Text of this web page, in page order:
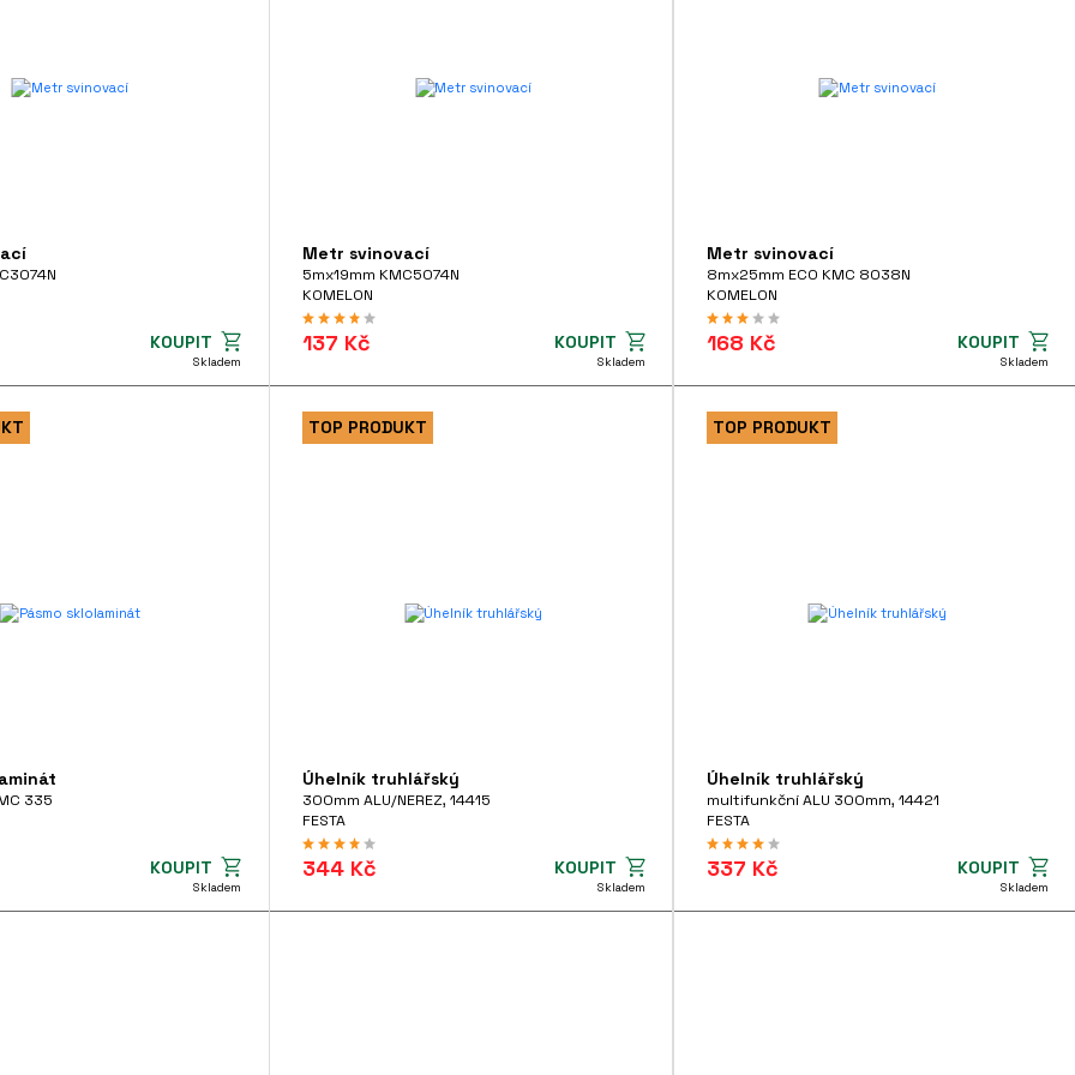
KOUPIT
Skladem
Metr svinovací
5mx19mm KMC5074N
KOMELON
137 Kč KOUPIT
Skladem
Metr svinovací
8mx25mm ECO KMC 8038N
KOMELON
168 Kč KOUPIT
Skladem
335
KOUPIT
Skladem
TOP PRODUKT
Úhelník truhlářský
300mm ALU/NEREZ, 14415
FESTA
344 Kč KOUPIT
Skladem
TOP PRODUKT
Úhelník truhlářský
multifunkční ALU 300mm, 14421
FESTA
337 Kč KOUPIT
Skladem